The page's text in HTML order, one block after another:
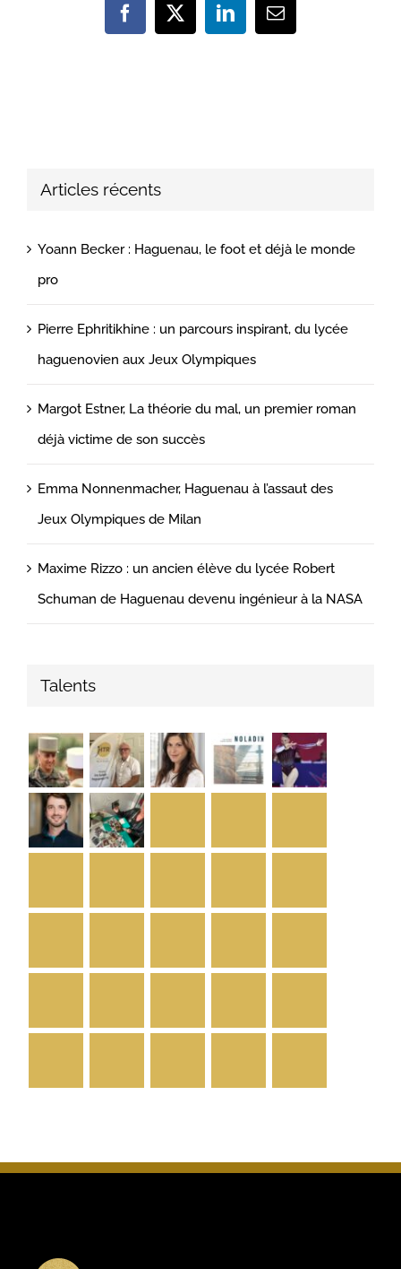
Facebook
X LinkedInEmail
Articles récents
Yoann Becker : Haguenau, le foot et déjà le monde
pro
Pierre Ephritikhine : un parcours inspirant, du lycée
haguenovien aux Jeux Olympiques
Margot Estner, La théorie du mal, un premier roman
déjà victime de son succès
Emma Nonnenmacher, Haguenau à l’assaut des
Jeux Olympiques de Milan
Maxime Rizzo : un ancien élève du lycée Robert
Schuman de Haguenau devenu ingénieur à la NASA
Talents